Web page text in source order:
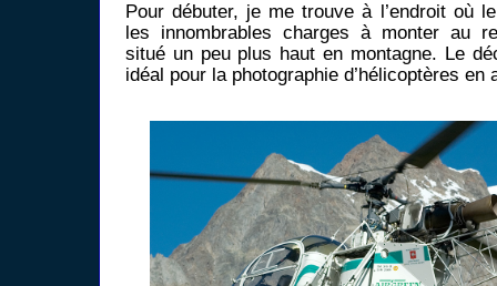
Pour débuter, je me trouve à l’endroit où
les innombrables charges à monter au
situé un peu plus haut en montagne. Le
idéal pour la photographie d’hélicoptères en